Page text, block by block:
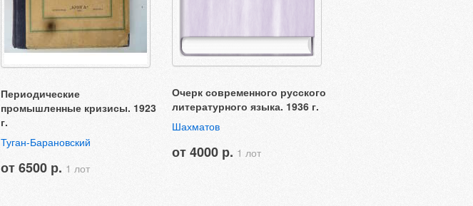
Периодические
промышленные кризисы. 1923
г.
Туган-Барановский
от 6500 р. 1 лот
Очерк современного русского
литературного языка. 1936 г.
Шахматов
от 4000 р. 1 лот